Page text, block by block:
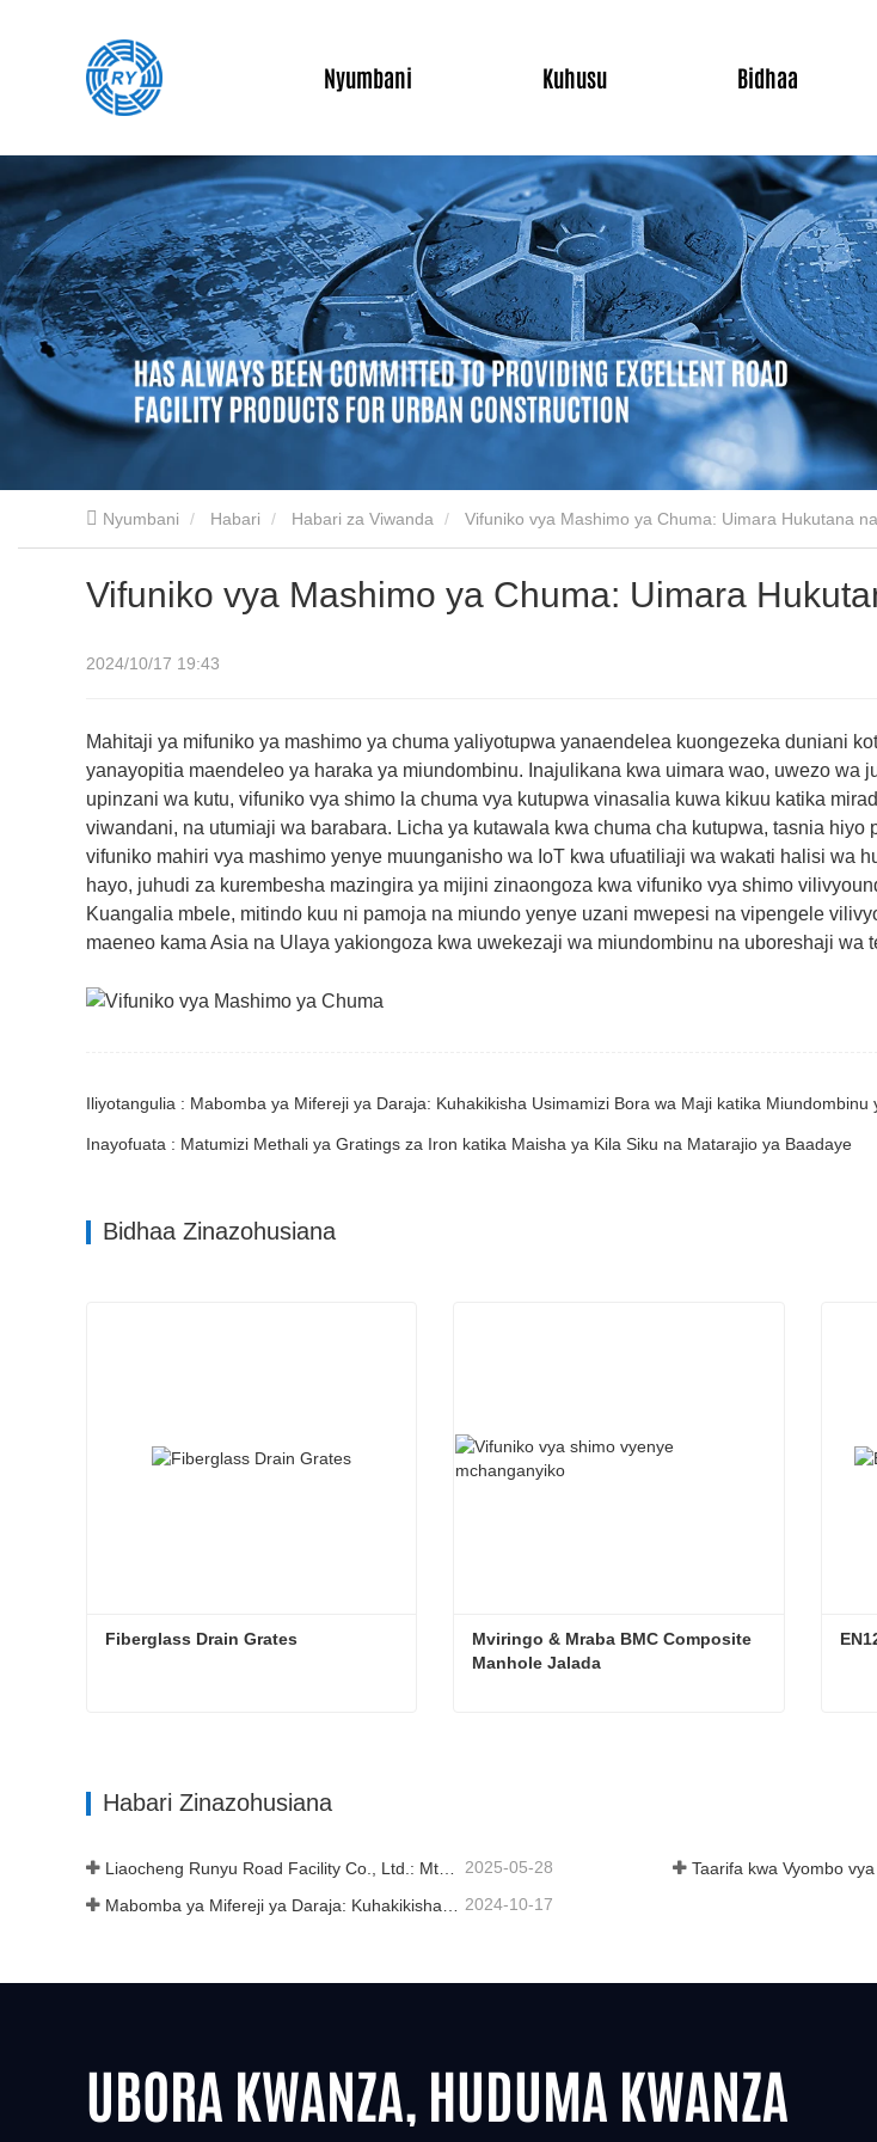
Nyumbani Kuhusu Bidhaa
Nyumbani Habari Habari za Viwanda Vifuniko vya Mashimo ya Chuma: Uimara Hukutana
Vifuniko vya Mashimo ya Chuma: Uimara
2024/10/17 19:43
Mahitaji ya mifuniko ya mashimo ya chuma yaliyotupwa yanaendelea kuongezeka duniani
yanayopitia maendeleo ya haraka ya miundombinu. Inajulikana kwa uimara wao, uwezo wa
upinzani wa kutu, vifuniko vya shimo la chuma vya kutupwa vinasalia kuwa kikuu katika
viwandani, na utumiaji wa barabara. Licha ya kutawala kwa chuma cha kutupwa, tasnia hiyo
vifuniko mahiri vya mashimo yenye muunganisho wa IoT kwa ufuatiliaji wa wakati halisi wa
hayo, juhudi za kurembesha mazingira ya mijini zinaongoza kwa vifuniko vya shimo
Kuangalia mbele, mitindo kuu ni pamoja na miundo yenye uzani mwepesi na vipengele
maeneo kama Asia na Ulaya yakiongoza kwa uwekezaji wa miundombinu na uboreshaji wa
Iliyotangulia : Mabomba ya Mifereji ya Daraja: Kuhakikisha Usimamizi Bora wa Maji katika Miundombinu
Inayofuata : Matumizi Methali ya Gratings za Iron katika Maisha ya Kila Siku na Matarajio ya Baadaye
Bidhaa Zinazohusiana
Fiberglass Drain Grates
Mviringo & Mraba BMC Composite
Manhole Jalada
Habari Zinazohusiana
2025-05-28
Mabomba ya Mifereji ya Daraja: Kuhakikisha Usimamizi Bora wa Maji katika Miundombinu ya Kisasa 2024-10-17
UBORA KWANZA, HUDUMA KWANZA